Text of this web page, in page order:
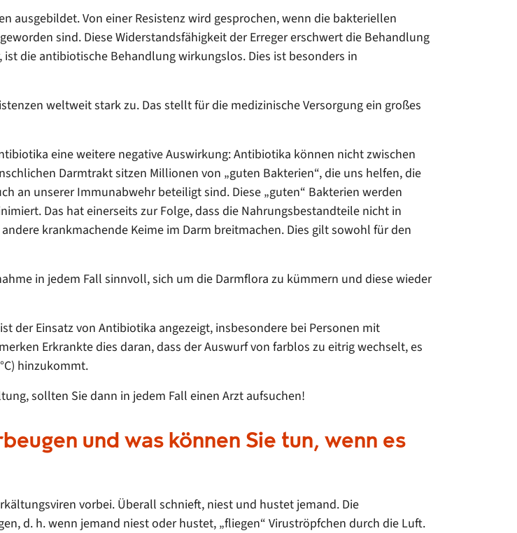
ausgebildet. Von einer Resistenz wird gesprochen, wenn die bakteriellen
sind. Diese Widerstandsfähigkeit der Erreger erschwert die Behandlung
die antibiotische Behandlung wirkungslos. Dies ist besonders in
weltweit stark zu. Das stellt für die medizinische Versorgung ein großes
eine weitere negative Auswirkung: Antibiotika können nicht zwischen
Darmtrakt sitzen Millionen von „guten Bakterien“, die uns helfen, die
an unserer Immunabwehr beteiligt sind. Diese „guten“ Bakterien werden
Das hat einerseits zur Folge, dass die Nahrungsbestandteile nicht in
krankmachende Keime im Darm breitmachen. Dies gilt sowohl für den
in jedem Fall sinnvoll, sich um die Darmflora zu kümmern und diese wieder
der Einsatz von Antibiotika angezeigt, insbesondere bei Personen mit
Erkrankte dies daran, dass der Auswurf von farblos zu eitrig wechselt, es
hinzukommt.
sollten Sie dann in jedem Fall einen Arzt aufsuchen!
und was können Sie tun, wenn es
vorbei. Überall schnieft, niest und hustet jemand. Die
d. h. wenn jemand niest oder hustet, „fliegen“ Viruströpfchen durch die Luft.